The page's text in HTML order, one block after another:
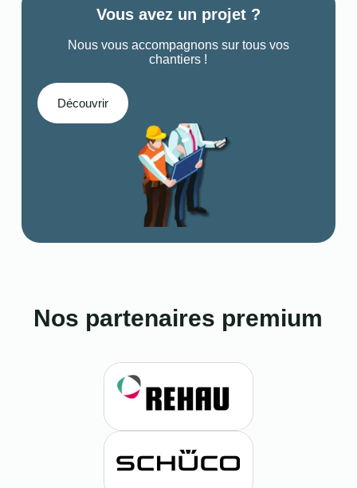
Vous avez un projet ?
Nous vous accompagnons sur tous vos
chantiers !
Découvrir
Nos partenaires premium